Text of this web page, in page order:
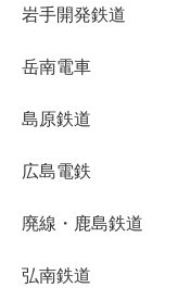
岩手開発鉄道
岳南電車
島原鉄道
広島電鉄
廃線・鹿島鉄道
弘南鉄道